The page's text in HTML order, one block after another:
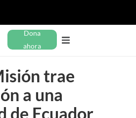
Dona
ahora
trae
a una
de Ecuador